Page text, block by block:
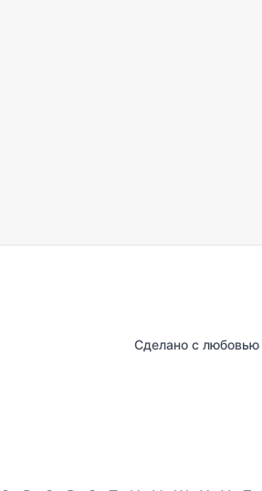
Сделано с